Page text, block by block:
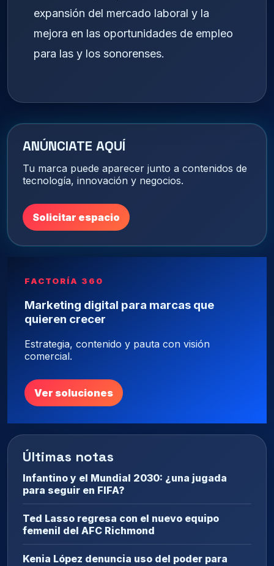
expansión del mercado laboral y la
mejora en las oportunidades de empleo
para las y los sonorenses.
ANÚNCIATE AQUÍ
Tu marca puede aparecer junto a contenidos de
tecnología, innovación y negocios.
Solicitar espacio
FACTORÍA 360
Marketing digital para marcas que
quieren crecer
Estrategia, contenido y pauta con visión
comercial.
Ver soluciones
Últimas notas
Infantino y el Mundial 2030: ¿una jugada
para seguir en FIFA?
Ted Lasso regresa con el nuevo equipo
femenil del AFC Richmond
Kenia López denuncia uso del poder para